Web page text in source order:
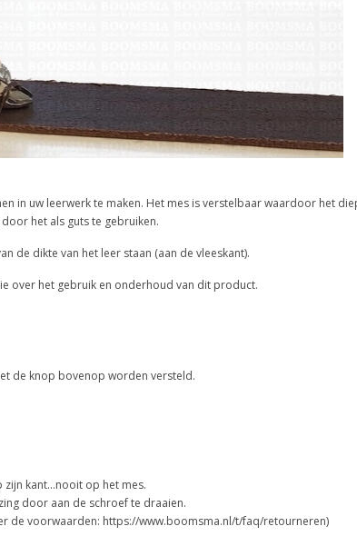
in uw leerwerk te maken. Het mes is verstelbaar waardoor het
het als guts te gebruiken.
de dikte van het leer staan (aan de vleeskant).
over het gebruik en onderhoud van dit product.
de knop bovenop worden versteld.
kant...nooit op het mes.
door aan de schroef te draaien.
de voorwaarden: https://www.boomsma.nl/t/faq/retourneren)